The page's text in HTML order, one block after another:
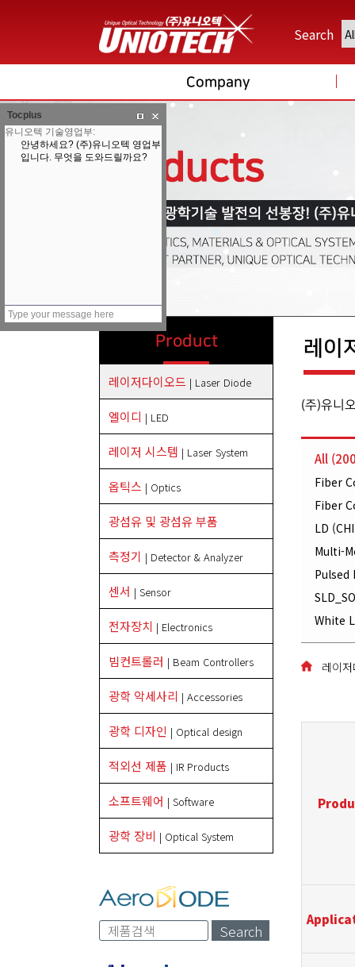
Search
Company
Product
레이저다이오드 | Laser Diode
엘이디 | LED
레이저 시스템 | Laser System
옵틱스 | Optics
광섬유 및 광섬유 부품
측정기 | Detector & Analyzer
센서 | Sensor
전자장치 | Electronics
빔컨트롤러 | Beam Controllers
광학 악세사리 | Accessories
광학 디자인 | Optical design
적외선 제품 | IR Products
소프트웨어 | Software
광학 장비 | Optical System
Search
레이
(주)유니
All
Fiber
Fiber
LD
Multi-
Pulsed
White
레이
Tocplus